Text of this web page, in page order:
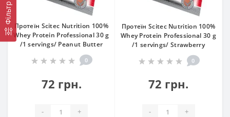
Фільтр
Протеїн Scitec Nutrition 100%
Whey Protein Professional 30 g
/1 servings/ Peanut Butter
0
72 грн.
- +
Протеїн Scitec Nutrition 100%
Whey Protein Professional 30 g
/1 servings/ Strawberry
0
72 грн.
- +